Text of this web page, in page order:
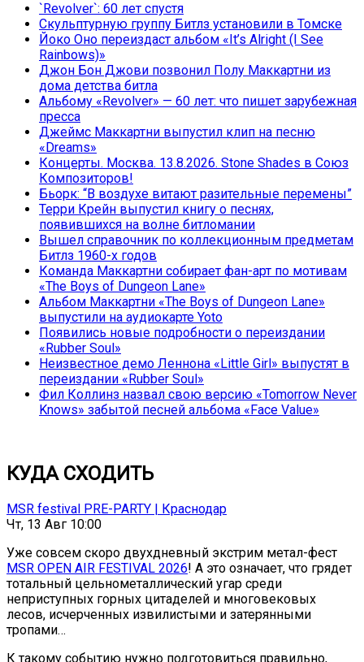
`Revolver`: 60 лет спустя
Скульптурную группу Битлз установили в Томске
Йоко Оно переиздаст альбом «It’s Alright (I See
Rainbows)»
Джон Бон Джови позвонил Полу Маккартни из
дома детства битла
Альбому «Revolver» — 60 лет: что пишет зарубежная
пресса
Джеймс Маккартни выпустил клип на песню
«Dreams»
Концерты. Москва. 13.8.2026. Stone Shades в Союз
Композиторов!
Бьорк: “В воздухе витают разительные перемены”
Терри Крейн выпустил книгу о песнях,
появившихся на волне битломании
Вышел справочник по коллекционным предметам
Битлз 1960-х годов
Команда Маккартни собирает фан-арт по мотивам
«The Boys of Dungeon Lane»
Альбом Маккартни «The Boys of Dungeon Lane»
выпустили на аудиокарте Yoto
Появились новые подробности о переиздании
«Rubber Soul»
Неизвестное демо Леннона «Little Girl» выпустят в
переиздании «Rubber Soul»
Фил Коллинз назвал свою версию «Tomorrow Never
Knows» забытой песней альбома «Face Value»
КУДА СХОДИТЬ
MSR festival PRE-PARTY | Краснодар
Чт, 13 Авг 10:00
Уже совсем скоро двухдневный экстрим метал-фест
MSR OPEN AIR FESTIVAL 2026! А это означает, что грядет
тотальный цельнометаллический угар среди
неприступных горных цитаделей и многовековых
лесов, исчерченных извилистыми и затерянными
тропами…
К такому событию нужно подготовиться правильно,